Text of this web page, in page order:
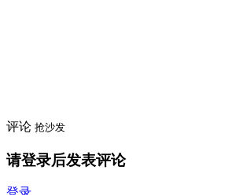
评论 抢沙发
请登录后发表评论